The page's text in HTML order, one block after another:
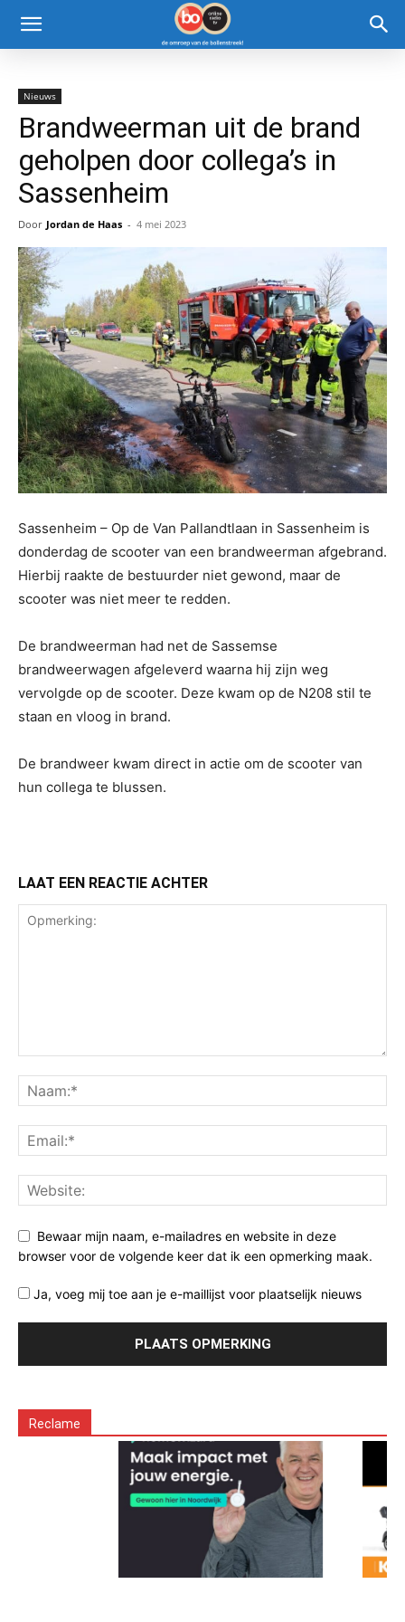
Nieuws
Brandweerman uit de brand
geholpen door collega’s in
Sassenheim
Door Jordan de Haas - 4 mei 2023
Sassenheim – Op de Van Pallandtlaan in Sassenheim is
donderdag de scooter van een brandweerman afgebrand.
Hierbij raakte de bestuurder niet gewond, maar de
scooter was niet meer te redden.
De brandweerman had net de Sassemse
brandweerwagen afgeleverd waarna hij zijn weg
vervolgde op de scooter. Deze kwam op de N208 stil te
staan en vloog in brand.
De brandweer kwam direct in actie om de scooter van
hun collega te blussen.
LAAT EEN REACTIE ACHTER
Bewaar mijn naam, e-mailadres en website in deze
browser voor de volgende keer dat ik een opmerking maak.
Ja, voeg mij toe aan je e-maillijst voor plaatselijk nieuws
Reclame